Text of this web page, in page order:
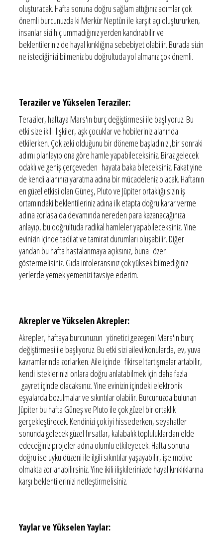
oluşturacak. Hafta sonuna doğru sağlam attığınız adımlar çok
önemli burcunuzda ki Merkür Neptün ile karşıt açı oluştururken,
insanlar sizi hiç ummadığınız yerden kandırabilir ve
beklentileriniz de hayal kırıklığına sebebiyet olabilir. Burada sizin
ne istediğinizi bilmeniz bu doğrultuda yol almanız çok önemli.
Teraziler ve Yükselen Teraziler:
Teraziler, haftaya Mars'ın burç değiştirmesi ile başlıyoruz. Bu
etki size ikili ilişkiler, aşk çocuklar ve hobileriniz alanında
etkilerken. Çok zeki olduğunu bir döneme başladınız ,bir sonraki
adımı planlayıp ona göre hamle yapabileceksiniz. Biraz gelecek
odaklı ve geniş çerçeveden hayata baka bileceksiniz. Fakat yine
de kendi alanınızı yaratma adına bir mücadeleniz olacak. Haftanın
en güzel etkisi olan Güneş, Pluto ve Jüpiter ortaklığı sizin iş
ortamındaki beklentileriniz adına ilk etapta doğru karar verme
adına zorlasa da devamında nereden para kazanacağınıza
anlayıp, bu doğrultuda radikal hamleler yapabileceksiniz. Yine
evinizin içinde tadilat ve tamirat durumları oluşabilir. Diğer
yandan bu hafta hastalanmaya açıksınız, buna özen
göstermelisiniz. Gıda intoleransınız çok yüksek bilmediğiniz
yerlerde yemek yemenizi tavsiye ederim.
Akrepler ve Yükselen Akrepler:
Akrepler, haftaya burcunuzun yönetici gezegeni Mars'ın burç
değiştirmesi ile başlıyoruz. Bu etki sizi ailevi konularda, ev, yuva
kavramlarında zorlarken. Aile içinde fikirsel tartışmalar artabilir,
kendi isteklerinizi onlara doğru anlatabilmek için daha fazla
gayret içinde olacaksınız. Yine evinizin içindeki elektronik
eşyalarda bozulmalar ve sıkıntılar olabilir. Burcunuzda bulunan
Jüpiter bu hafta Güneş ve Pluto ile çok güzel bir ortaklık
gerçekleştirecek. Kendinizi çok iyi hissederken, seyahatler
sonunda gelecek güzel fırsatlar, kalabalık topluluklardan elde
edeceğiniz projeler adına olumlu etkileyecek. Hafta sonuna
doğru ise uyku düzeni ile ilgili sıkıntılar yaşayabilir, işe motive
olmakta zorlanabilirsiniz. Yine ikili ilişkilerinizde hayal kırıklıklarına
karşı beklentilerinizi netleştirmelisiniz.
Yaylar ve Yükselen Yaylar: